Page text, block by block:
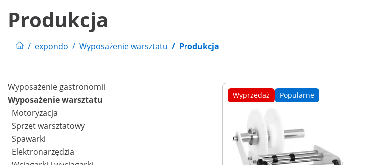
Produkcja
/ expondo / Wyposażenie warsztatu / Produkcja
Wyposażenie gastronomii
Wyposażenie warsztatu
Motoryzacja
Sprzęt warsztatowy
Spawarki
Elektronarzędzia
Wyprzedaż Popularne